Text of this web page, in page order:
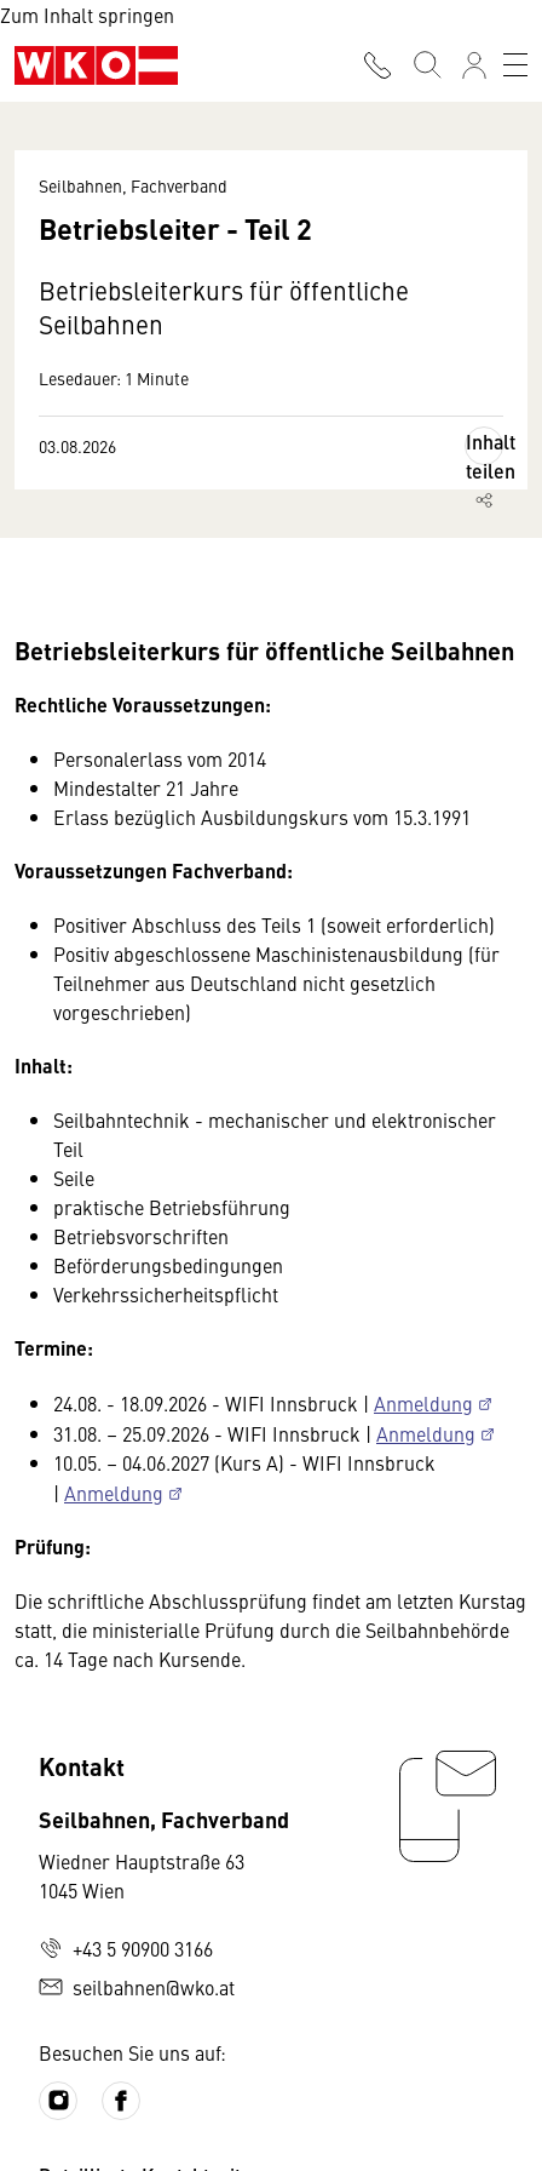
Zum Inhalt springen
Seilbahnen, Fachverband
Betriebsleiter - Teil 2
Betriebsleiterkurs für öffentliche
Seilbahnen
Lesedauer: 1 Minute
03.08.2026
Inhalt
teilen
Betriebsleiterkurs für öffentliche Seilbahnen
Rechtliche Voraussetzungen:
Personalerlass vom 2014
Mindestalter 21 Jahre
Erlass bezüglich Ausbildungskurs vom 15.3.1991
Voraussetzungen Fachverband:
Positiver Abschluss des Teils 1 (soweit erforderlich)
Positiv abgeschlossene Maschinistenausbildung (für
Teilnehmer aus Deutschland nicht gesetzlich
vorgeschrieben)
Inhalt:
Seilbahntechnik - mechanischer und elektronischer
Teil
Seile
praktische Betriebsführung
Betriebsvorschriften
Beförderungsbedingungen
Verkehrssicherheitspflicht
Termine:
24.08. - 18.09.2026 - WIFI Innsbruck | Anmeldung
31.08. – 25.09.2026 - WIFI Innsbruck | Anmeldung
10.05. – 04.06.2027 (Kurs A) - WIFI Innsbruck
| Anmeldung
Prüfung:
Die schriftliche Abschlussprüfung findet am letzten Kurstag
statt, die ministerialle Prüfung durch die Seilbahnbehörde
ca. 14 Tage nach Kursende.
Kontakt
Seilbahnen, Fachverband
Wiedner Hauptstraße 63
1045 Wien
+43 5 90900 3166
seilbahnen@wko.at
Besuchen Sie uns auf: